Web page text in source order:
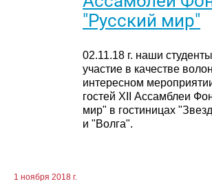
"Русский мир"
02.11.18 г. наши
участие в качестве
интересном
гостей XII Ассамблеи
мир" в гостиницах
и "Волга".
1 ноября 2018 г.